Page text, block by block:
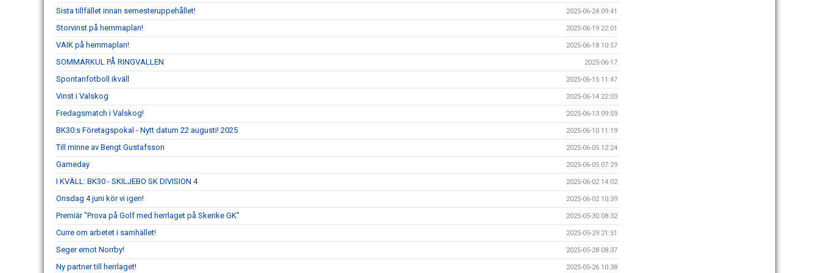
Sista tillfället innan semesteruppehållet! 2025-06-24 09:41
Storvinst på hemmaplan! 2025-06-19 22:01
VAIK på hemmaplan! 2025-06-18 10:57
SOMMARKUL PÅ RINGVALLEN 2025-06-17
Spontanfotboll ikväll 2025-06-15 11:47
Vinst i Valskog 2025-06-14 22:03
Fredagsmatch i Valskog! 2025-06-13 09:59
BK30:s Företagspokal - Nytt datum 22 augusti! 2025 2025-06-10 11:19
Till minne av Bengt Gustafsson 2025-06-05 12:24
Gameday 2025-06-05 07:29
I KVÄLL: BK30 - SKILJEBO SK DIVISION 4 2025-06-02 14:02
Onsdag 4 juni kör vi igen! 2025-06-02 10:39
Premiär "Prova på Golf med herrlaget på Skerike GK" 2025-05-30 08:32
Curre om arbetet i samhället! 2025-05-29 21:51
Seger emot Norrby! 2025-05-28 08:37
Ny partner till herrlaget! 2025-05-26 10:38